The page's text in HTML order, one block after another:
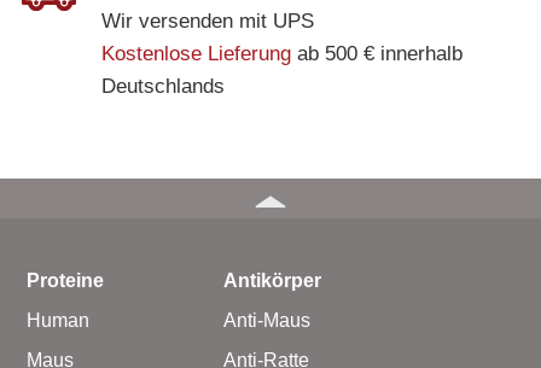
Wir versenden mit UPS
Kostenlose Lieferungab 500 € innerhalb
Deutschlands
Proteine
Human
Maus
Antikörper
Anti-Maus
Anti-Ratte